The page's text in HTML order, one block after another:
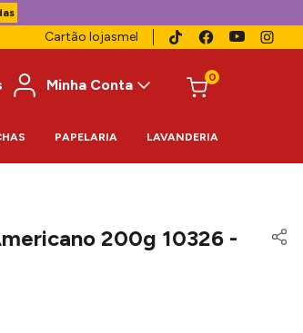
Cartão lojasmel
Minha Conta 0
PAPELARIA LAVANDERIA
200g 10326 -